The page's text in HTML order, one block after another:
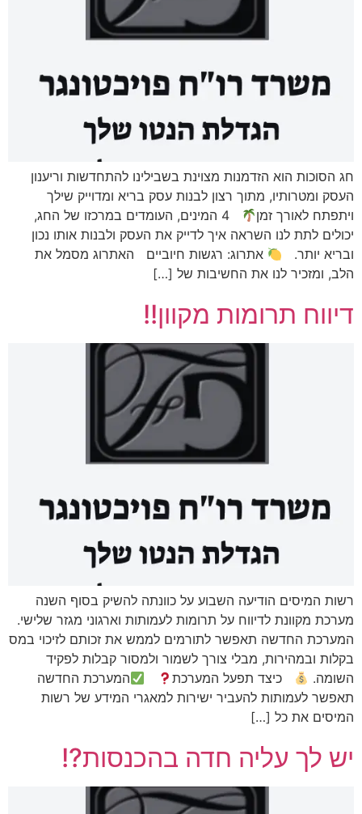
חג הסוכות הוא הזדמנות מצוינת בשבילינו להתחדשות וריענון
העסק ומטרותיו, מתוך רצון לבנות עסק בריא ומדוייק שילך
ויתפתח לאורך זמן
4 המינים, העומדים במרכזו של החג,
יכולים לתת לנו השראה איך לדייק את העסק ולבנות אותו נכון
ובריא יותר.
אתרוג: רגשות חיוביים האתרוג מסמל את
הלב, ומזכיר לנו את החשיבות של […]
דיווח תרומות מקוון!!
רשות המיסים הודיעה השבוע על כוונתה להשיק בסוף השנה
מערכת מקוונת לדיווח על תרומות לעמותות וארגוני מגזר שלישי.
המערכת החדשה תאפשר לתורמים לממש את זכותם לזיכוי במס
בקלות ובמהירות, מבלי צורך לשמור ולמסור קבלות לפקיד
השומה.
כיצד תפעל המערכת
המערכת החדשה
תאפשר לעמותות להעביר ישירות למאגרי המידע של רשות
המיסים את כל […]
יש לך עליה חדה בהכנסות?!